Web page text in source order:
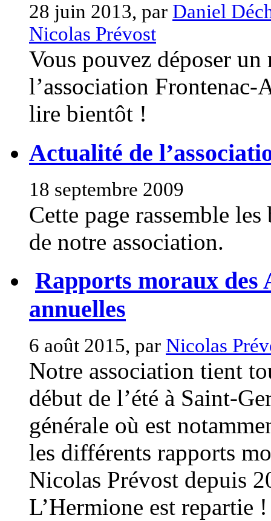
28 juin 2013, par Daniel
Nicolas Prévost
Vous pouvez déposer
l’association
lire bientôt !
Actualité de
18 septembre 2009
Cette page rassemble
de notre association.
Rapports moraux des
annuelles
6 août 2015, par Nicolas
Notre association tient
début de l’été à Saint-
générale où est
les différents rapports
Nicolas Prévost depuis
L’Hermione est repartie